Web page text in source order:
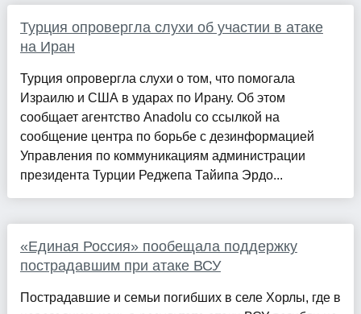
Турция опровергла слухи об участии в атаке
на Иран
Турция опровергла слухи о том, что помогала
Израилю и США в ударах по Ирану. Об этом
сообщает агентство Anadolu со ссылкой на
сообщение центра по борьбе с дезинформацией
Управления по коммуникациям администрации
президента Турции Реджепа Тайипа Эрдо...
«Единая Россия» пообещала поддержку
пострадавшим при атаке ВСУ
Пострадавшие и семьи погибших в селе Хорлы, где в